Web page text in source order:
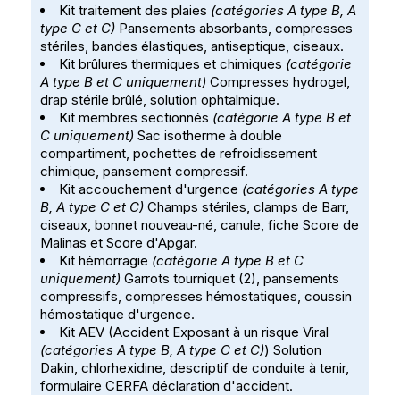
Kit traitement des plaies (catégories A type B, A
type C et C) Pansements absorbants, compresses
stériles, bandes élastiques, antiseptique, ciseaux.
Kit brûlures thermiques et chimiques (catégorie
A type B et C uniquement) Compresses hydrogel,
drap stérile brûlé, solution ophtalmique.
Kit membres sectionnés (catégorie A type B et
C uniquement) Sac isotherme à double
compartiment, pochettes de refroidissement
chimique, pansement compressif.
Kit accouchement d'urgence (catégories A type
B, A type C et C) Champs stériles, clamps de Barr,
ciseaux, bonnet nouveau-né, canule, fiche Score de
Malinas et Score d'Apgar.
Kit hémorragie (catégorie A type B et C
uniquement) Garrots tourniquet (2), pansements
compressifs, compresses hémostatiques, coussin
hémostatique d'urgence.
Kit AEV (Accident Exposant à un risque Viral
(catégories A type B, A type C et C)) Solution
Dakin, chlorhexidine, descriptif de conduite à tenir,
formulaire CERFA déclaration d'accident.